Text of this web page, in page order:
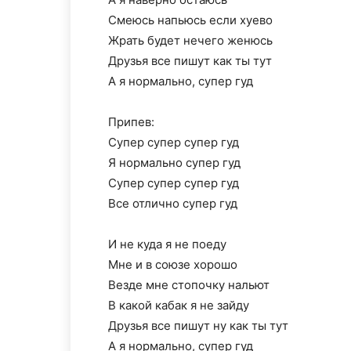
Смеюсь напьюсь если хуево
Жрать будет нечего женюсь
Друзья все пишут как ты тут
А я нормально, супер гуд
Припев:
Супер супер супер гуд
Я нормально супер гуд
Супер супер супер гуд
Все отлично супер гуд
И не куда я не поеду
Мне и в союзе хорошо
Везде мне стопочку нальют
В какой кабак я не зайду
Друзья все пишут ну как ты тут
А я нормально, супер гуд